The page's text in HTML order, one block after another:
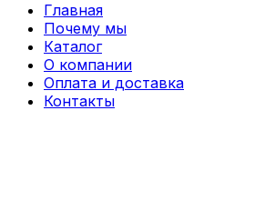
Главная
Почему мы
Каталог
О компании
Оплата и доставка
Контакты